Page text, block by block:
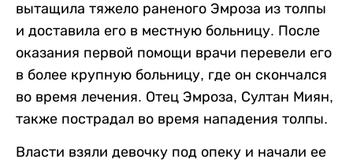
вытащила тяжело раненого Эмроза из толпы
и доставила его в местную больницу. После
оказания первой помощи врачи перевели его
в более крупную больницу, где он скончался
во время лечения. Отец Эмроза, Султан Миян,
также пострадал во время нападения толпы.
Власти взяли девочку под опеку и начали ее